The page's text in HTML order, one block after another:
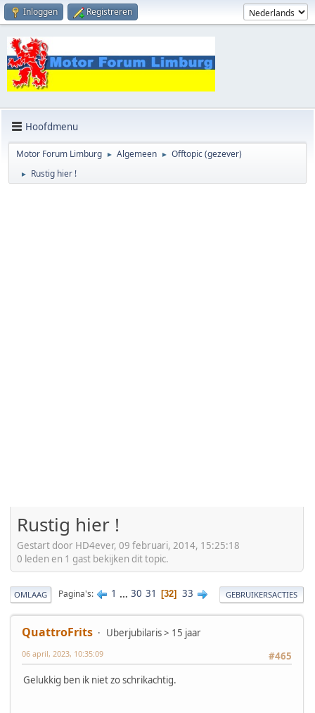
Inloggen Registreren
Hoofdmenu
Motor Forum Limburg ► Algemeen ► Offtopic (gezever)
► Rustig hier !
Rustig hier !
Gestart door HD4ever, 09 februari, 2014, 15:25:18
0 leden en 1 gast bekijken dit topic.
OMLAAG Pagina's 1 ... 30 31 32 33 GEBRUIKERSACTIES
QuattroFrits
Uberjubilaris > 15 jaar
#465
06 april, 2023, 10:35:09
Gelukkig ben ik niet zo schrikachtig.